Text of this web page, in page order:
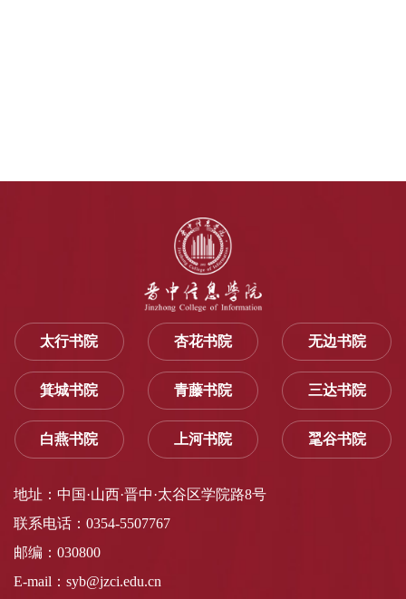
太行书院 杏花书院 无边书院
箕城书院 青藤书院 三达书院
白燕书院 上河书院 毣谷书院
地址：中国·山西·晋中·太谷区学院路8号
联系电话：0354-5507767
邮编：030800
E-mail：syb@jzci.edu.cn